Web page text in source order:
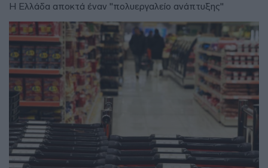
Η Ελλάδα αποκτά έναν "πολυεργαλείο ανάπτυξης"